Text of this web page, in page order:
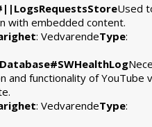
Used
with embedded content.
: VedvarendeType:
and functionality of YouTube
: VedvarendeType: